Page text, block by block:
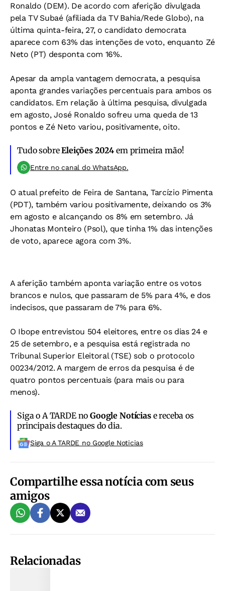
Ronaldo (DEM). De acordo com aferição divulgada
pela TV Subaé (afiliada da TV Bahia/Rede Globo), na
última quinta-feira, 27, o candidato democrata
aparece com 63% das intenções de voto, enquanto Zé
Neto (PT) desponta com 16%.
Apesar da ampla vantagem democrata, a pesquisa
aponta grandes variações percentuais para ambos os
candidatos. Em relação à última pesquisa, divulgada
em agosto, José Ronaldo sofreu uma queda de 13
pontos e Zé Neto variou, positivamente, oito.
Tudo sobreEleições 2024 em primeira mão!
Entre no canal do WhatsApp.
O atual prefeito de Feira de Santana, Tarcízio Pimenta
(PDT), também variou positivamente, deixando os 3%
em agosto e alcançando os 8% em setembro. Já
Jhonatas Monteiro (Psol), que tinha 1% das intenções
de voto, aparece agora com 3%.
A aferição também aponta variação entre os votos
brancos e nulos, que passaram de 5% para 4%, e dos
indecisos, que passaram de 7% para 6%.
O Ibope entrevistou 504 eleitores, entre os dias 24 e
25 de setembro, e a pesquisa está registrada no
Tribunal Superior Eleitoral (TSE) sob o protocolo
00234/2012. A margem de erros da pesquisa é de
quatro pontos percentuais (para mais ou para
menos).
Siga o A TARDE noGoogle Notíciase receba os
principais destaques do dia.
Siga o A TARDE no Google Noticias
Compartilhe essa notícia com seus
amigos
Relacionadas